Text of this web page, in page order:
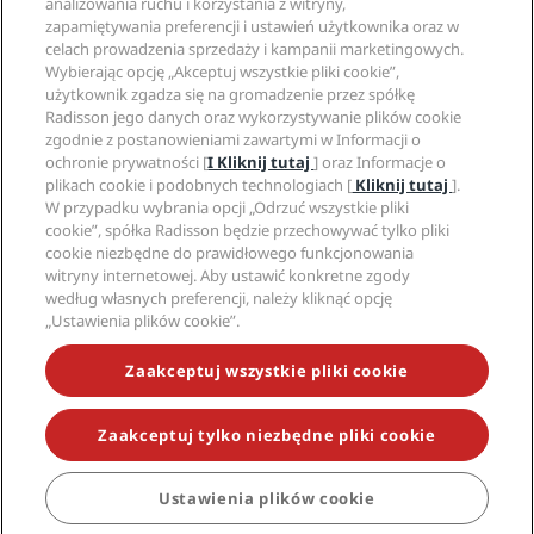
Media społecznościowe
Marki Radisson Hotels
tiktokinstagram
youtube
facebook
whatsapp
pinterest
threadstwitterlinkedin
NIE PRZEGAP NAJCIEKAWSZYCH OFERT
zastrzeżone. RHG Radisson Hotel Group, Radisson,
Radisson RED, Radisson Blu, Radisson Collection,
Radisson Individuals, Park Plaza, Park Inn, Country Inn
& Suites, Prize by Radisson, Radisson Rewards oraz
Radisson Meetings są znakami towarowymi Radisson
Hotel Group.
zapamiętywania preferencji i ustawień użytkownika oraz w
celach prowadzenia sprzedaży i kampanii marketingowych.
Wybierając opcję „Akceptuj wszystkie pliki cookie”,
użytkownik zgadza się na gromadzenie przez spółkę
Radisson jego danych oraz wykorzystywanie plików cookie
zgodnie z postanowieniami zawartymi w Informacji o
ochronie prywatności [I Kliknij tutaj] oraz Informacje o
plikach cookie i podobnych technologiach [ Kliknij tutaj].
W przypadku wybrania opcji „Odrzuć wszystkie pliki
cookie”, spółka Radisson będzie przechowywać tylko pliki
cookie niezbędne do prawidłowego funkcjonowania
witryny internetowej. Aby ustawić konkretne zgody
według własnych preferencji, należy kliknąć opcję
„Ustawienia plików cookie”.
Zaakceptuj wszystkie pliki cookie
Zaakceptuj tylko niezbędne pliki cookie
Ustawienia plików cookie